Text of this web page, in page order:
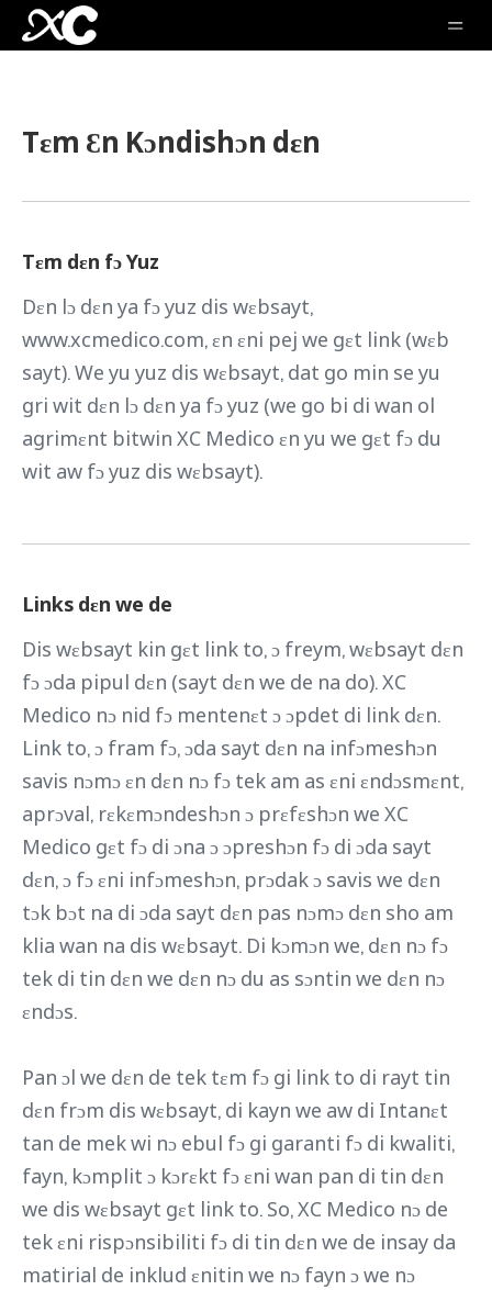
Tɛm Ɛn Kɔndishɔn dɛn
Tɛm dɛn fɔ Yuz
Dɛn lɔ dɛn ya fɔ yuz dis wɛbsayt,
www.xcmedico.com, ɛn ɛni pej we gɛt link (wɛb
sayt). We yu yuz dis wɛbsayt, dat go min se yu
gri wit dɛn lɔ dɛn ya fɔ yuz (we go bi di wan ol
agrimɛnt bitwin XC Medico ɛn yu we gɛt fɔ du
wit aw fɔ yuz dis wɛbsayt).
Links dɛn we de
Dis wɛbsayt kin gɛt link to, ɔ freym, wɛbsayt dɛn
fɔ ɔda pipul dɛn (sayt dɛn we de na do). XC
Medico nɔ nid fɔ mentenɛt ɔ ɔpdet di link dɛn.
Link to, ɔ fram fɔ, ɔda sayt dɛn na infɔmeshɔn
savis nɔmɔ ɛn dɛn nɔ fɔ tek am as ɛni ɛndɔsmɛnt,
aprɔval, rɛkɛmɔndeshɔn ɔ prɛfɛshɔn we XC
Medico gɛt fɔ di ɔna ɔ ɔpreshɔn fɔ di ɔda sayt
dɛn, ɔ fɔ ɛni infɔmeshɔn, prɔdak ɔ savis we dɛn
tɔk bɔt na di ɔda sayt dɛn pas nɔmɔ dɛn sho am
klia wan na dis wɛbsayt. Di kɔmɔn we, dɛn nɔ fɔ
tek di tin dɛn we dɛn nɔ du as sɔntin we dɛn nɔ
ɛndɔs.
Pan ɔl we dɛn de tek tɛm fɔ gi link to di rayt tin
dɛn frɔm dis wɛbsayt, di kayn we aw di Intanɛt
tan de mek wi nɔ ebul fɔ gi garanti fɔ di kwaliti,
fayn, kɔmplit ɔ kɔrɛkt fɔ ɛni wan pan di tin dɛn
we dis wɛbsayt gɛt link to. So, XC Medico nɔ de
tek ɛni rispɔnsibiliti fɔ di tin dɛn we de insay da
matirial de inklud ɛnitin we nɔ fayn ɔ we nɔ